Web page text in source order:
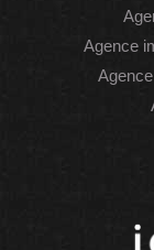
Agence